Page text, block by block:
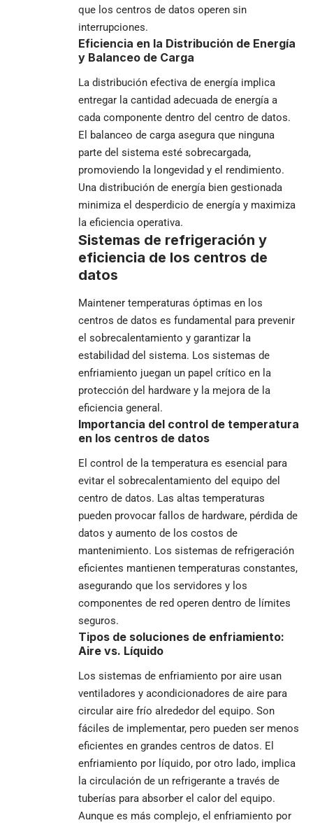
que los centros de datos operen sin
interrupciones.
Eficiencia en la Distribución de Energía
y Balanceo de Carga
La distribución efectiva de energía implica
entregar la cantidad adecuada de energía a
cada componente dentro del centro de datos.
El balanceo de carga asegura que ninguna
parte del sistema esté sobrecargada,
promoviendo la longevidad y el rendimiento.
Una distribución de energía bien gestionada
minimiza el desperdicio de energía y maximiza
la eficiencia operativa.
Sistemas de refrigeración y
eficiencia de los centros de
datos
Maintener temperaturas óptimas en los
centros de datos es fundamental para prevenir
el sobrecalentamiento y garantizar la
estabilidad del sistema. Los sistemas de
enfriamiento juegan un papel crítico en la
protección del hardware y la mejora de la
eficiencia general.
Importancia del control de temperatura
en los centros de datos
El control de la temperatura es esencial para
evitar el sobrecalentamiento del equipo del
centro de datos. Las altas temperaturas
pueden provocar fallos de hardware, pérdida de
datos y aumento de los costos de
mantenimiento. Los sistemas de refrigeración
eficientes mantienen temperaturas constantes,
asegurando que los servidores y los
componentes de red operen dentro de límites
seguros.
Tipos de soluciones de enfriamiento:
Aire vs. Líquido
Los sistemas de enfriamiento por aire usan
ventiladores y acondicionadores de aire para
circular aire frío alrededor del equipo. Son
fáciles de implementar, pero pueden ser menos
eficientes en grandes centros de datos. El
enfriamiento por líquido, por otro lado, implica
la circulación de un refrigerante a través de
tuberías para absorber el calor del equipo.
Aunque es más complejo, el enfriamiento por